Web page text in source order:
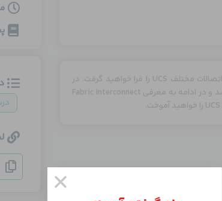
در این ویدیو با نحوه طراحی معماری UCS بصورت کلی آشنا شده و نحوه قرارگیری و اتصالات مختلف UCS را فرا خواهید گرفت. در
ابتدای ویدیو با اجزای شاسی UCS سری B و انواع Blade Server های آن آشنا خواهید شد و در ادامه به معرفی Fabric Interconnect